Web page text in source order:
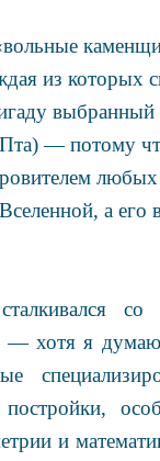
из которых
— потому
а его
со
— хотя я
и